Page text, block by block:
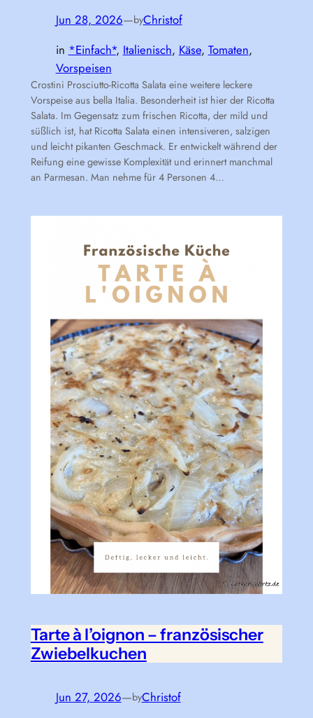
Jun 28, 2026—byChristof
in *Einfach*, Italienisch, Käse, Tomaten
Vorspeisen
Crostini Prosciutto-Ricotta Salata eine weitere leckere
Vorspeise aus bella Italia. Besonderheit ist hier der Ricotta
Salata. Im Gegensatz zum frischen Ricotta, der mild und
süßlich ist, hat Ricotta Salata einen intensiveren, salzigen
und leicht pikanten Geschmack. Er entwickelt während der
Reifung eine gewisse Komplexität und erinnert manchmal
an Parmesan. Man nehme für 4 Personen 4…
Tarte à l’oignon – französischer
Zwiebelkuchen
Jun 27, 2026—byChristof